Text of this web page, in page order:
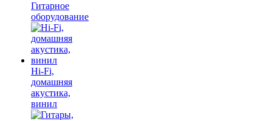
Гитарное
оборудование
Hi-Fi,
домашняя
акустика,
винил